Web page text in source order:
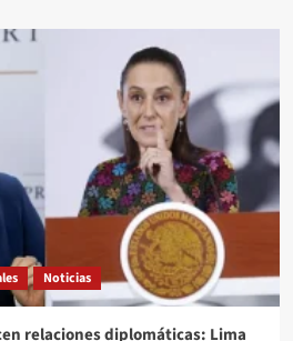
Noticias
relaciones diplomáticas: Lima